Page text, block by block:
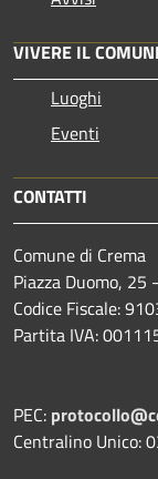
VIVERE IL
Luoghi
Eventi
CONTATTI
Comune di Crema
Piazza Duomo,
Codice Fiscale:
Partita IVA:
PEC:
Centralino Unico: